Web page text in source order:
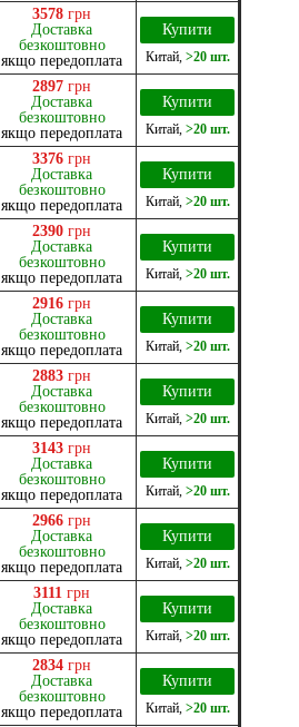
3578 грн
Доставка
безкоштовно
якщо передоплата
Купити
Китай, >20 шт.
2897 грн
Доставка
безкоштовно
якщо передоплата
Купити
Китай, >20 шт.
3376 грн
Доставка
безкоштовно
якщо передоплата
Купити
Китай, >20 шт.
2390 грн
Доставка
безкоштовно
якщо передоплата
Купити
Китай, >20 шт.
2916 грн
Доставка
безкоштовно
якщо передоплата
Купити
Китай, >20 шт.
2883 грн
Доставка
безкоштовно
якщо передоплата
Купити
Китай, >20 шт.
3143 грн
Доставка
безкоштовно
якщо передоплата
Купити
Китай, >20 шт.
2966 грн
Доставка
безкоштовно
якщо передоплата
Купити
Китай, >20 шт.
3111 грн
Доставка
безкоштовно
якщо передоплата
Купити
Китай, >20 шт.
2834 грн
Доставка
безкоштовно
якщо передоплата
Купити
Китай, >20 шт.